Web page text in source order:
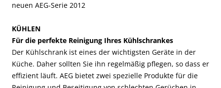
neuen AEG-Serie 2012
KÜHLEN
Für die perfekte Reinigung Ihres Kühlschrankes
Der Kühlschrank ist eines der wichtigsten Geräte in der
Küche. Daher sollten Sie ihn regelmäßig pflegen, so dass er
effizient läuft. AEG bietet zwei spezielle Produkte für die